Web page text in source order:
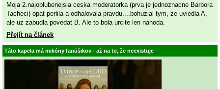
Moja 2.najoblubenejsia ceska moderatorka (prva je jednoznacne Barbora
Tacheci) opat perlila a odhalovala pravdu....bohuzial tym, ze uviedla A,
ale uz zabudla povedat B. Ale to bola urcite len nahoda.
Přejít na článek
Táto kapela má milióny fanúšikov - až na to, že neexistuje